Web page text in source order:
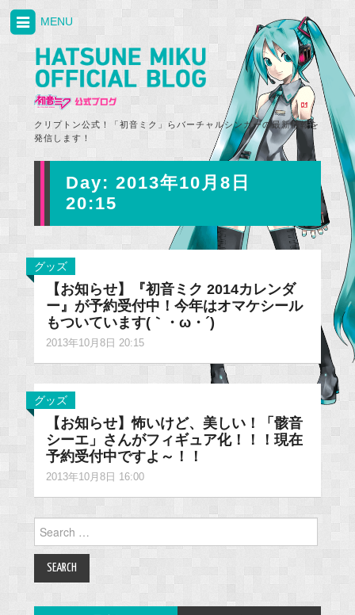
クリプトン公式！「初音ミク」らバーチャルシンガーの最新情報を
発信します！
MENU
Day: 2013年10月8日
20:15
グッズ
【お知らせ】『初音ミク 2014カレンダ
ー』が予約受付中！今年はオマケシール
もついています(｀・ω・´)
2013年10月8日 20:15
グッズ
【お知らせ】怖いけど、美しい！「骸音
シーエ」さんがフィギュア化！！！現在
予約受付中ですよ～！！
2013年10月8日 16:00
Search
for: